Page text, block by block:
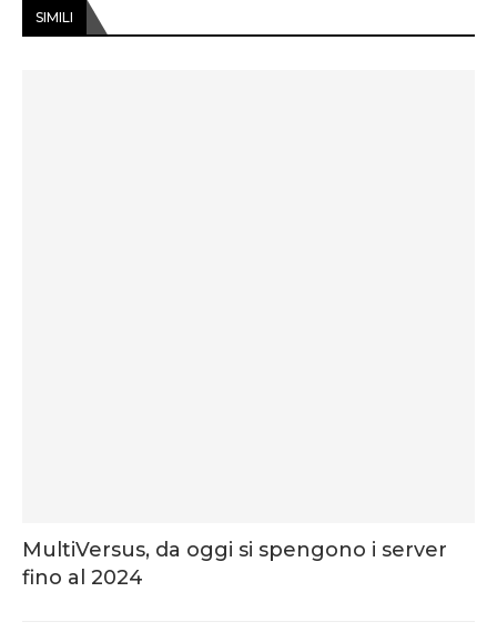
SIMILI
MultiVersus, da oggi si spengono i server
fino al 2024